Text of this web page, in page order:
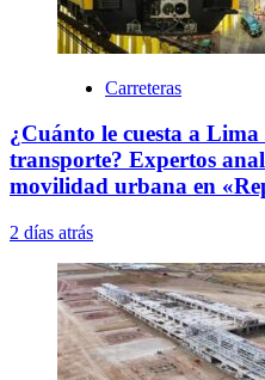
Carreteras
¿Cuánto le cuesta a
transporte? Expertos
movilidad urbana en
2 días atrás